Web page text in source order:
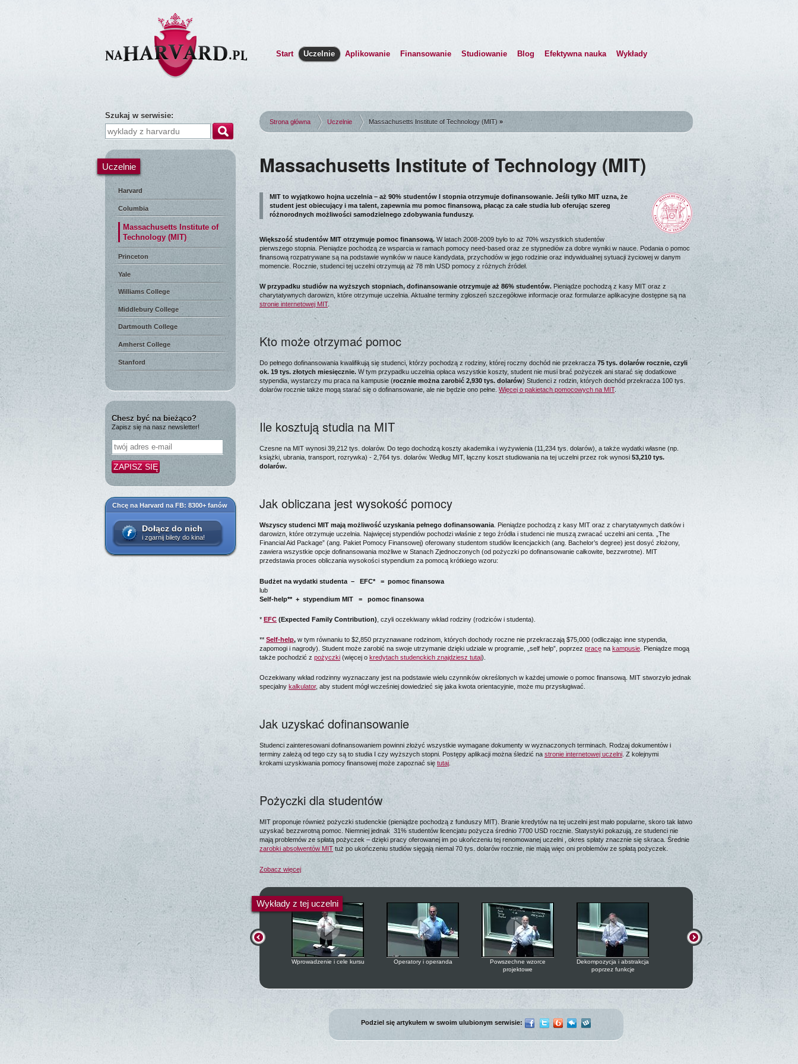
Start Uczelnie Aplikowanie Finansowanie Studiowanie Blog Efektywna nauka Wykłady
Szukaj w serwisie:
Uczelnie
Harvard
Columbia
Massachusetts Institute of
Technology (MIT)
Princeton
Yale
Williams College
Middlebury College
Dartmouth College
Amherst College
Stanford
Chesz być na bieżąco?
Zapisz się na nasz newsletter!
Chcę na Harvard na FB: 8300+ fanów
Dołącz do nich
i zgarnij bilety do kina!
Strona główna Uczelnie Massachusetts Institute of Technology (MIT)
Massachusetts Institute of Technology (MIT)
MIT to wyjątkowo hojna uczelnia – aż 90% studentów I stopnia otrzymuje dofinansowanie. Jeśli tylko MIT uzna, że
student jest obiecujący i ma talent, zapewnia mu pomoc finansową, płacąc za całe studia lub oferując szereg
różnorodnych możliwości samodzielnego zdobywania funduszy.
Większość studentów MIT otrzymuje pomoc finansową. W latach 2008-2009 było to aż 70% wszystkich studentów
pierwszego stopnia. Pieniądze pochodzą ze wsparcia w ramach pomocy need-based oraz ze stypnediów za dobre wyniki w nauce. Podania o pomoc
finansową rozpatrywane są na podstawie wyników w nauce kandydata, przychodów w jego rodzinie oraz indywidualnej sytuacji życiowej w danym
momencie. Rocznie, studenci tej uczelni otrzymują aż 78 mln USD pomocy z różnych źródeł.
W przypadku studiów na wyższych stopniach, dofinansowanie otrzymuje aż 86% studentów. Pieniądze pochodzą z kasy MIT oraz z
charytatywnych darowizn, które otrzymuje uczelnia. Aktualne terminy zgłoszeń szczegółowe informacje oraz formularze aplikacyjne dostępne są na
stronie internetowej MIT.
Kto może otrzymać pomoc
Do pełnego dofinansowania kwalifikują się studenci, którzy pochodzą z rodziny, której roczny dochód nie przekracza 75 tys. dolarów rocznie, czyli
ok. 19 tys. złotych miesięcznie. W tym przypadku uczelnia opłaca wszystkie koszty, student nie musi brać pożyczek ani starać się dodatkowe
stypendia, wystarczy mu praca na kampusie (rocznie można zarobić 2,930 tys. dolarów) Studenci z rodzin, których dochód przekracza 100 tys.
dolarów rocznie także mogą starać się o dofinansowanie, ale nie będzie ono pełne.Więcej o pakietach pomocowych na MIT.
Ile kosztują studia na MIT
Czesne na MIT wynosi 39,212 tys. dolarów. Do tego dochodzą koszty akademika i wyżywienia (11,234 tys. dolarów), a także wydatki własne (np.
książki, ubrania, transport, rozrywka) - 2,764 tys. dolarów. Według MIT, łączny koszt studiowania na tej uczelni przez rok wynosi 53,210 tys.
dolarów.
Jak obliczana jest wysokość pomocy
Wszyscy studenci MIT mają możliwość uzyskania pełnego dofinansowania . Pieniądze pochodzą z kasy MIT oraz z charytatywnych datków i
darowizn, które otrzymuje uczelnia. Najwięcej stypendiów pochodzi właśnie z tego źródła i studenci nie muszą zwracać uczelni ani centa. „The
Financial Aid Package” (ang. Pakiet Pomocy Finansowej) oferowany studentom studiów licencjackich (ang. Bachelor’s degree) jest dosyć złożony,
zawiera wszystkie opcje dofinansowania możliwe w Stanach Zjednoczonych (od pożyczki po dofinansowanie całkowite, bezzwrotne). MIT
przedstawia proces obliczania wysokości stypendium za pomocą krótkiego wzoru:
Budżet na wydatki studenta – EFC* = pomoc finansowa
lub
Self-help** + stypendium MIT = pomoc finansowa
* EFC (Expected Family Contribution) , czyli oczekiwany wkład rodziny (rodziców i studenta).
** Self-help, w tym równaniu to $2,850 przyznawane rodzinom, których dochody roczne nie przekraczają $75,000 (odliczając inne stypendia,
zapomogi i nagrody). Student może zarobić na swoje utrzymanie dzięki udziale w programie, „self help”, poprzez pracę na kampusie . Pieniądze mogą
także pochodzić z pożyczki (więcej o kredytach studenckich znajdziesz tutaj).
Oczekiwany wkład rodzinny wyznaczany jest na podstawie wielu czynników określonych w każdej umowie o pomoc finansową. MIT stworzyło jednak
specjalny kalkulator, aby student mógł wcześniej dowiedzieć się jaka kwota orientacyjnie, może mu przysługiwać.
Jak uzyskać dofinansowanie
Studenci zainteresowani dofinansowaniem powinni złożyć wszystkie wymagane dokumenty w wyznaczonych terminach. Rodzaj dokumentów i
terminy zależą od tego czy są to studia I czy wyższych stopni. Postępy aplikacji można śledzić na stronie internetowej uczelni . Z kolejnymi
krokami uzyskiwania pomocy finansowej może zapoznać się tutaj
Pożyczki dla studentów
MIT proponuje również pożyczki studenckie (pieniądze pochodzą z funduszy MIT). Branie kredytów na tej uczelni jest mało popularne, skoro tak łatwo
uzyskać bezzwrotną pomoc. Niemniej jednak 31% studentów licencjatu pożycza średnio 7700 USD rocznie. Statystyki pokazują, ze studenci nie
mają problemów ze spłatą pożyczek – dzięki pracy oferowanej im po ukończeniu tej renomowanej uczelni , okres spłaty znacznie się skraca. Średnie
zarobki absolwentów MIT tuż po ukończeniu studiów sięgają niemal 70 tys. dolarów rocznie, nie mają więc oni problemów ze spłatą pożyczek.
Zobacz więcej
Wykłady z tej uczelni
Wprowadzenie i cele kursu Operatory i operanda
Powszechne wzorce
projektowe
Dekompozycja i abstrakcja
poprzez funkcje
Podziel się artykułem w swoim ulubionym serwisie: